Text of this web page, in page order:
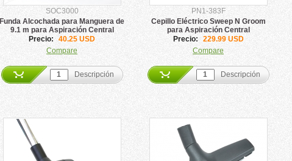
SOC3000
Funda Alcochada para Manguera de
9.1 m para Aspiración Central
Allegro
Precio:
40.25 USD
Compare
Descripción
PN1-383F
Cepillo Eléctrico Sweep N Groom
para Aspiración Central
Precio: 229.99 USD
Compare
Descripción